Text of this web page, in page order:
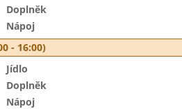
Doplněk
Nápoj
- 16:00)
Jídlo
Doplněk
Nápoj